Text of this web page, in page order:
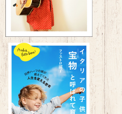
イタリアの子供は「宝物」と呼ば
れて育つ 〜日伊ハーフの娘が教
えてくれた人生を変える思考～
¥1,650